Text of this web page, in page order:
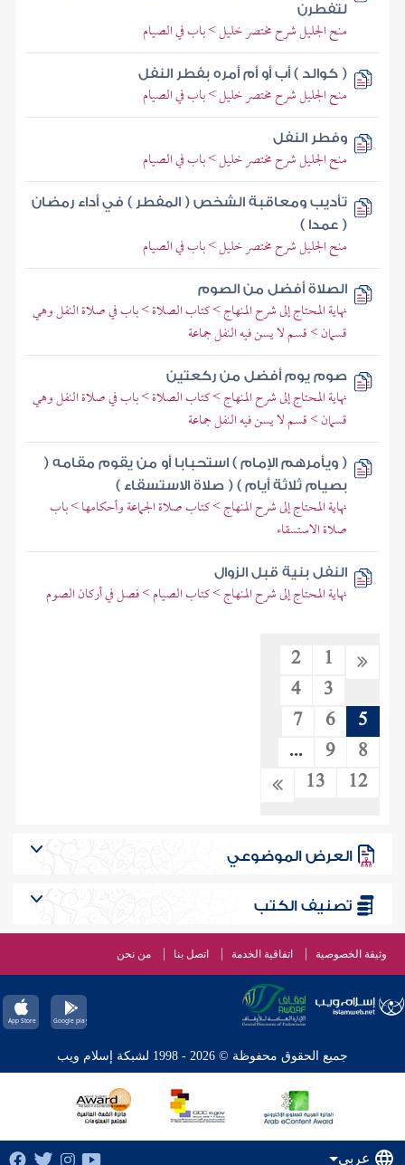
لتفطرن
منح الجليل شرح مختصر خليل > باب في الصيام
( كوالد ) أب أو أم أمره بفطر النفل
منح الجليل شرح مختصر خليل > باب في الصيام
وفطر النفل
منح الجليل شرح مختصر خليل > باب في الصيام
تأديب ومعاقبة الشخص ( المفطر ) في أداء رمضان
( عمدا )
منح الجليل شرح مختصر خليل > باب في الصيام
الصلاة أفضل من الصوم
نهاية المحتاج إلى شرح المنهاج > كتاب الصلاة > باب في صلاة النفل وهي
قسمان > قسم لا يسن فيه النفل جماعة
صوم يوم أفضل من ركعتين
نهاية المحتاج إلى شرح المنهاج > كتاب الصلاة > باب في صلاة النفل وهي
قسمان > قسم لا يسن فيه النفل جماعة
( ويأمرهم الإمام ) استحبابا أو من يقوم مقامه (
بصيام ثلاثة أيام ) ( صلاة الاستسقاء )
نهاية المحتاج إلى شرح المنهاج > كتاب صلاة الجماعة وأحكامها > باب
صلاة الاستسقاء
النفل بنية قبل الزوال
نهاية المحتاج إلى شرح المنهاج > كتاب الصيام > فصل في أركان الصوم
1
2
3
4
5
6
7
8
9
...
12
13
العرض الموضوعي
تصنيف الكتب
وثيقة الخصوصية اتفاقية الخدمة اتصل بنا من نحن
جميع الحقوق محفوظة © 2026 - 1998 لشبكة إسلام ويب
عربي